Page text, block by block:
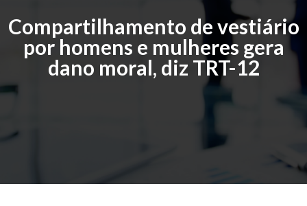
Compartilhamento de vestiário
por homens e mulheres gera
dano moral, diz TRT-12